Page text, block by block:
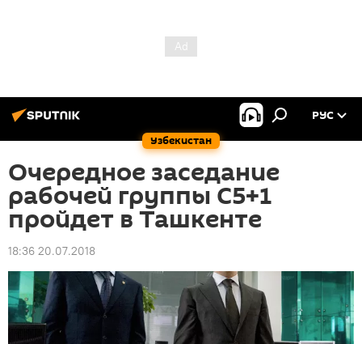
Узбекистан
РУС
Очередное заседание
рабочей группы C5+1
пройдет в Ташкенте
18:36 20.07.2018